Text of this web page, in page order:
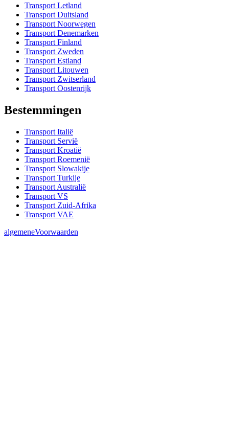
Transport Letland
Transport Duitsland
Transport Noorwegen
Transport Denemarken
Transport Finland
Transport Zweden
Transport Estland
Transport Litouwen
Transport Zwitserland
Transport Oostenrijk
Bestemmingen
Transport Italië
Transport Servië
Transport Kroatië
Transport Roemenië
Transport Slowakije
Transport Turkije
Transport Australië
Transport VS
Transport Zuid-Afrika
Transport VAE
algemeneVoorwaarden